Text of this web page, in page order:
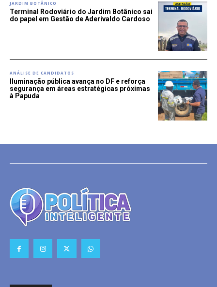
JARDIM BOTÂNICO
Terminal Rodoviário do Jardim Botânico sai
do papel em Gestão de Aderivaldo Cardoso
ANÁLISE DE CANDIDATOS
Iluminação pública avança no DF e reforça
segurança em áreas estratégicas próximas
à Papuda